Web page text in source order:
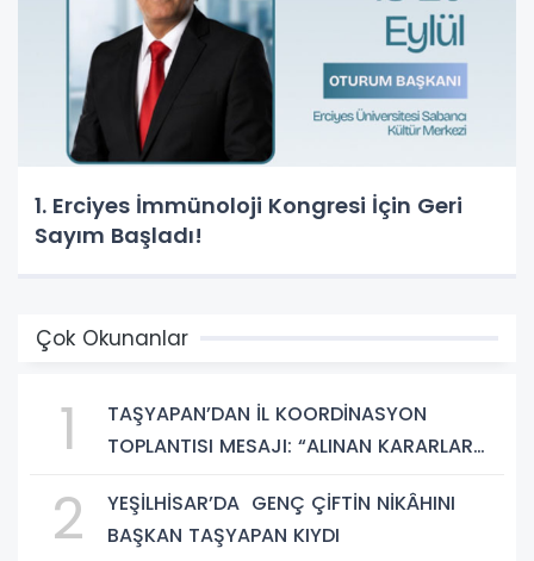
1. Erciyes İmmünoloji Kongresi İçin Geri
Sayım Başladı!
Çok Okunanlar
1
TAŞYAPAN’DAN İL KOORDİNASYON
TOPLANTISI MESAJI: “ALINAN KARARLAR
2
YEŞİLHİSAR’DA GENÇ ÇİFTİN NİKÂHINI
BAŞKAN TAŞYAPAN KIYDI